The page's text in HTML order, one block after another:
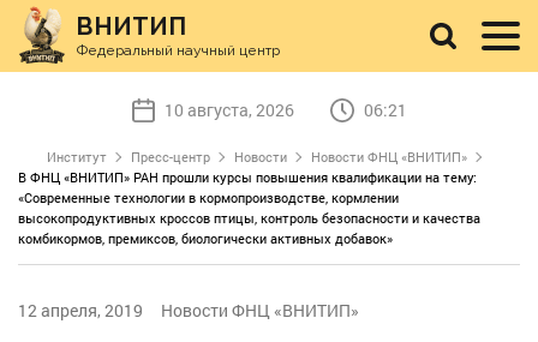
ВНИТИП
Федеральный научный центр
10 августа, 2026 06:21
Институт Пресс-центр Новости
Новости ФНЦ «ВНИТИП»
В ФНЦ «ВНИТИП» РАН прошли курсы повышения квалификации на тему:
«Современные технологии в кормопроизводстве, кормлении
высокопродуктивных кроссов птицы, контроль безопасности и качества
комбикормов, премиксов, биологически активных добавок»
12 апреля, 2019 Новости ФНЦ «ВНИТИП»